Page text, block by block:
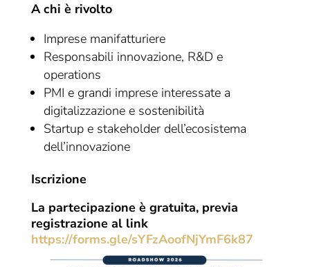
A chi è rivolto
Imprese manifatturiere
Responsabili innovazione, R&D e
operations
PMI e grandi imprese interessate a
digitalizzazione e sostenibilità
Startup e stakeholder dell’ecosistema
dell’innovazione
Iscrizione
La partecipazione è gratuita, previa
registrazione al link
https://forms.gle/sYFzAoofNjYmF6k87